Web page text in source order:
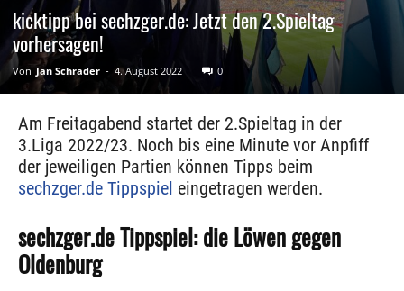
kicktipp bei sechzger.de: Jetzt den 2.Spieltag
vorhersagen!
Von Jan Schrader - 4. August 2022 0
Am Freitagabend startet der 2.Spieltag in der
3.Liga 2022/23. Noch bis eine Minute vor Anpfiff
der jeweiligen Partien können Tipps beim
sechzger.de Tippspiel eingetragen werden.
sechzger.de Tippspiel: die Löwen gegen
Oldenburg